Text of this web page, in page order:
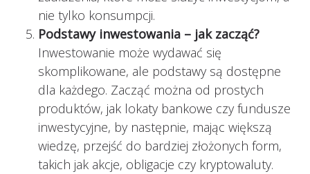
nie tylko konsumpcji.
Podstawy inwestowania – jak zacząć?
Inwestowanie może wydawać się
skomplikowane, ale podstawy są dostępne
dla każdego. Zacząć można od prostych
produktów, jak lokaty bankowe czy fundusze
inwestycyjne, by następnie, mając większą
wiedzę, przejść do bardziej złożonych form,
takich jak akcje, obligacje czy kryptowaluty.